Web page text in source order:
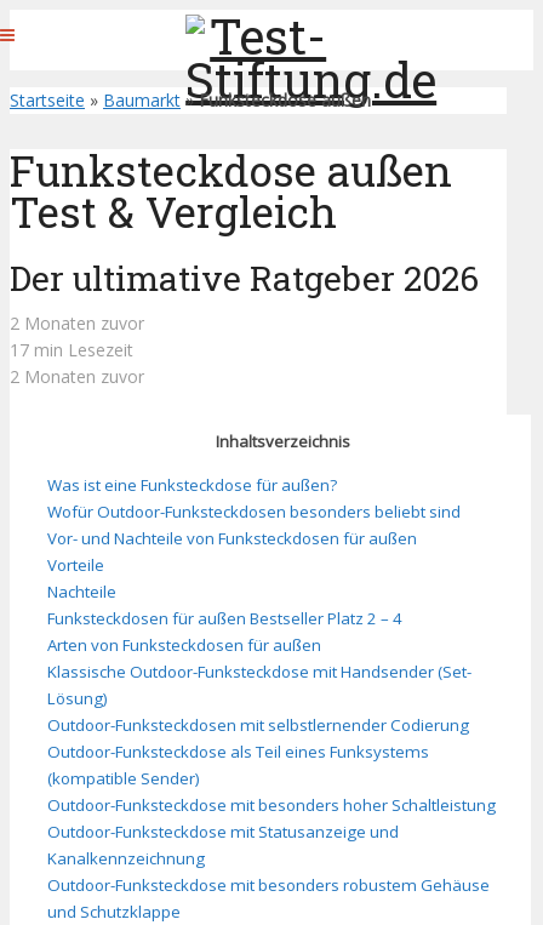
Startseite » Baumarkt »Funksteckdose außen
Funksteckdose außen
Test & Vergleich
Der ultimative Ratgeber 2026
2 Monaten zuvor
17 min Lesezeit
2 Monaten zuvor
Inhaltsverzeichnis
Was ist eine Funksteckdose für außen?
Wofür Outdoor-Funksteckdosen besonders beliebt sind
Vor- und Nachteile von Funksteckdosen für außen
Vorteile
Nachteile
Funksteckdosen für außen Bestseller Platz 2 – 4
Arten von Funksteckdosen für außen
Klassische Outdoor-Funksteckdose mit Handsender (Set-
Lösung)
Outdoor-Funksteckdosen mit selbstlernender Codierung
Outdoor-Funksteckdose als Teil eines Funksystems
(kompatible Sender)
Outdoor-Funksteckdose mit besonders hoher Schaltleistung
Outdoor-Funksteckdose mit Statusanzeige und
Kanalkennzeichnung
Outdoor-Funksteckdose mit besonders robustem Gehäuse
und Schutzklappe